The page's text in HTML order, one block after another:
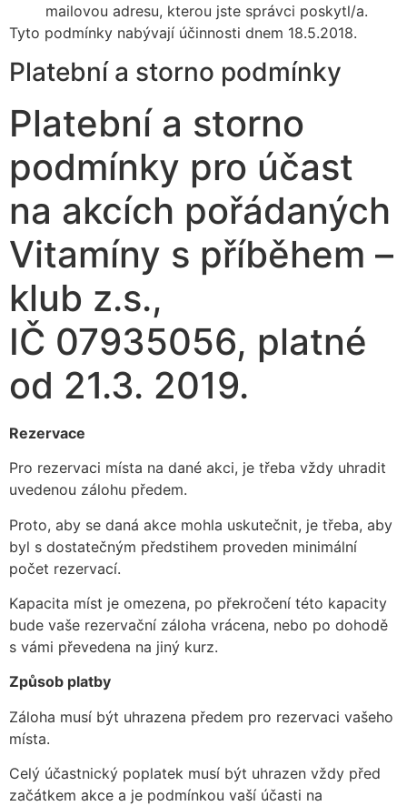
mailovou adresu, kterou jste správci poskytl/a.
Tyto podmínky nabývají účinnosti dnem 18.5.2018.
Platební a storno podmínky
Platební a storno
podmínky pro účast
na akcích pořádaných
Vitamíny s příběhem –
klub z.s.,
IČ 07935056, platné
od 21.3. 2019.
Rezervace
Pro rezervaci místa na dané akci, je třeba vždy uhradit
uvedenou zálohu předem.
Proto, aby se daná akce mohla uskutečnit, je třeba, aby
byl s dostatečným předstihem proveden minimální
počet rezervací.
Kapacita míst je omezena, po překročení této kapacity
bude vaše rezervační záloha vrácena, nebo po dohodě
s vámi převedena na jiný kurz.
Způsob platby
Záloha musí být uhrazena předem pro rezervaci vašeho
místa.
Celý účastnický poplatek musí být uhrazen vždy před
začátkem akce a je podmínkou vaší účasti na